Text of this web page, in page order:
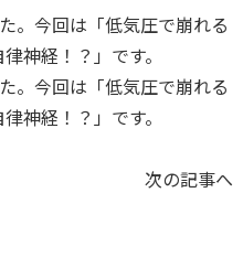
。今回は「低気圧で崩れる
神経！？」です。
。今回は「低気圧で崩れる
神経！？」です。
次の記事へ